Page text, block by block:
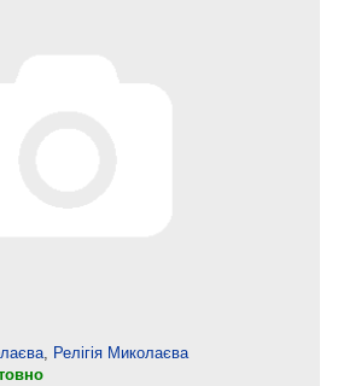
, Релігія Миколаєва